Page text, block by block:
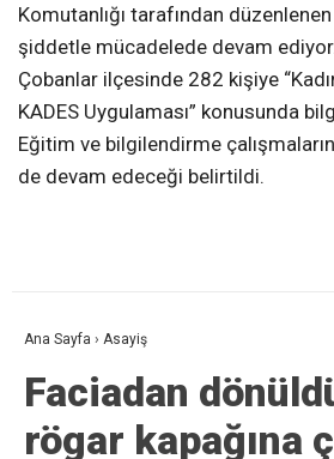
Komutanlığı tarafından
şiddetle mücadelede devam
Çobanlar ilçesinde 282 kişiye
KADES Uygulaması” konusunda
Eğitim ve bilgilendirme
de devam edeceği belirtildi.
Ana Sayfa › Asayiş
Faciadan
rögar kapağına